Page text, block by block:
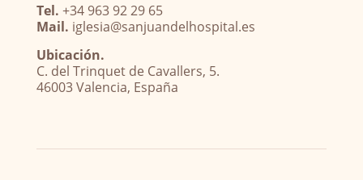
Tel. +34 963 92 29 65
Mail. iglesia@sanjuandelhospital.es
Ubicación.
C. del Trinquet de Cavallers, 5.
46003 Valencia, España